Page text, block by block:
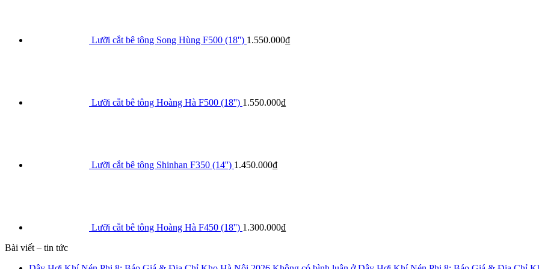
Lưỡi cắt bê tông Song Hùng F500 (18'') 1.550.000₫
Lưỡi cắt bê tông Hoàng Hà F500 (18'') 1.550.000₫
Lưỡi cắt bê tông Shinhan F350 (14'') 1.450.000₫
Lưỡi cắt bê tông Hoàng Hà F450 (18'') 1.300.000₫
Bài viết – tin tức